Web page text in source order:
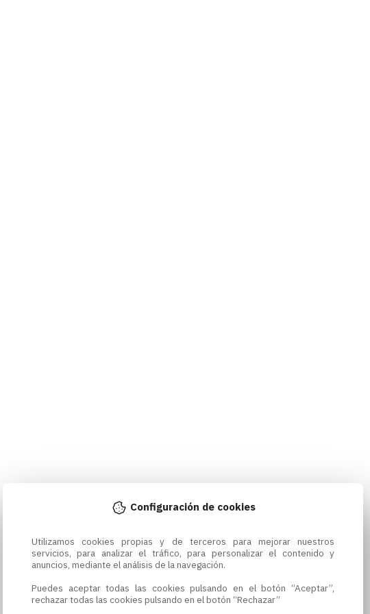
Configuración de cookies
Utilizamos cookies propias y de terceros para mejorar nuestros
servicios, para analizar el tráfico, para personalizar el contenido y
anuncios, mediante el análisis de la navegación.
Puedes aceptar todas las cookies pulsando en el botón “Aceptar”,
rechazar todas las cookies pulsando en el botón “Rechazar”